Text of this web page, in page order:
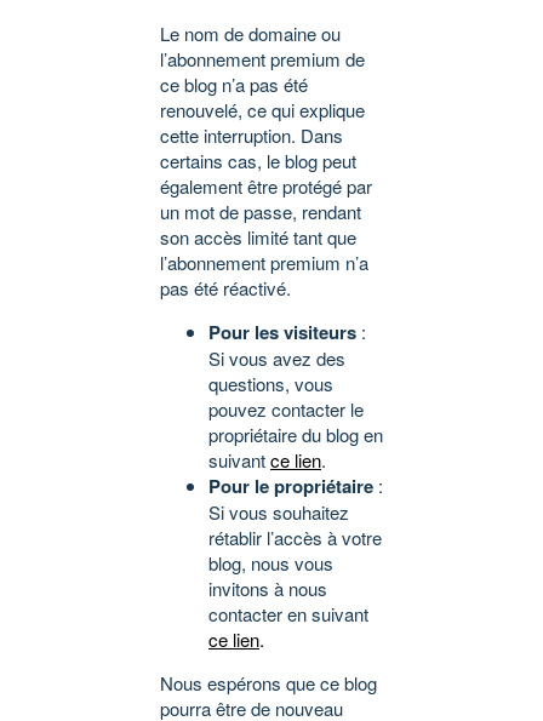
Le nom de domaine ou
l’abonnement premium de
ce blog n’a pas été
renouvelé, ce qui explique
cette interruption. Dans
certains cas, le blog peut
également être protégé par
un mot de passe, rendant
son accès limité tant que
l’abonnement premium n’a
pas été réactivé.
Pour les visiteurs :
Si vous avez des
questions, vous
pouvez contacter le
propriétaire du blog en
suivantce lien.
Pour le propriétaire :
Si vous souhaitez
rétablir l’accès à votre
blog, nous vous
invitons à nous
contacter en suivant
ce lien.
Nous espérons que ce blog
pourra être de nouveau